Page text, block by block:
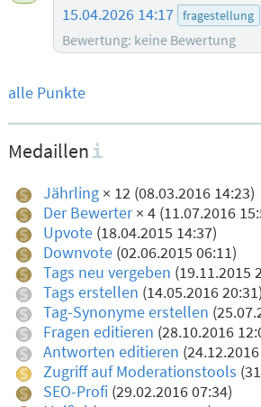
15.04.2026 14:17 fragestellung
Bewertung: keine Bewertung
alle Punkte
Medaillen
Jährling× 12 (08.03.2016 14:23)
Der Bewerter× 4 (11.07.2016
Upvote(18.04.2015 14:37)
Downvote(02.06.2015 06:11)
Tags neu vergeben (19.11.2015
Tags erstellen (14.05.2016 20:31)
Tag-Synonyme erstellen
Fragen editieren (28.10.2016
Antworten editieren
Zugriff auf Moderationstools
SEO-Profi(29.02.2016 07:34)